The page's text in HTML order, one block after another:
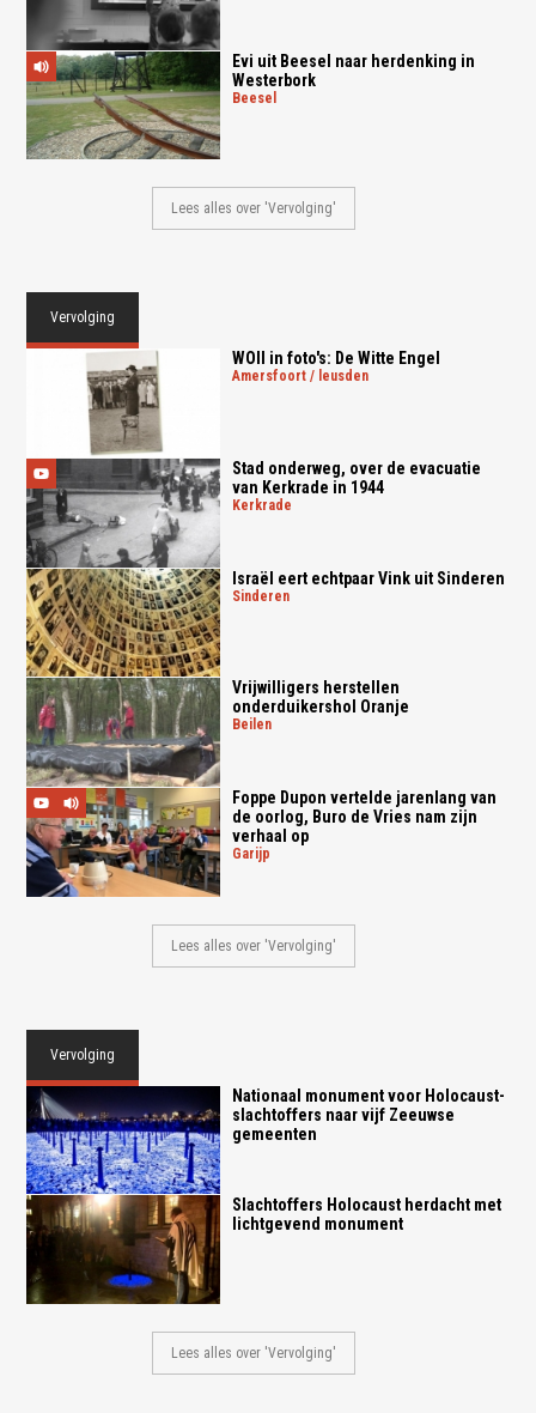
Evi uit Beesel naar herdenking in
Westerbork
beesel
Lees alles over 'Vervolging'
Vervolging
WOII in foto's: De Witte Engel
amersfoort / leusden
Stad onderweg, over de evacuatie
van Kerkrade in 1944
kerkrade
Israël eert echtpaar Vink uit Sinderen
sinderen
Vrijwilligers herstellen
onderduikershol Oranje
beilen
Foppe Dupon vertelde jarenlang van
de oorlog, Buro de Vries nam zijn
verhaal op
garijp
Lees alles over 'Vervolging'
Vervolging
Nationaal monument voor Holocaust-
slachtoffers naar vijf Zeeuwse
gemeenten
Slachtoffers Holocaust herdacht met
lichtgevend monument
Lees alles over 'Vervolging'